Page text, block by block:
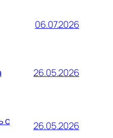
06.07.2026
26.05.2026
с 26.05.2026